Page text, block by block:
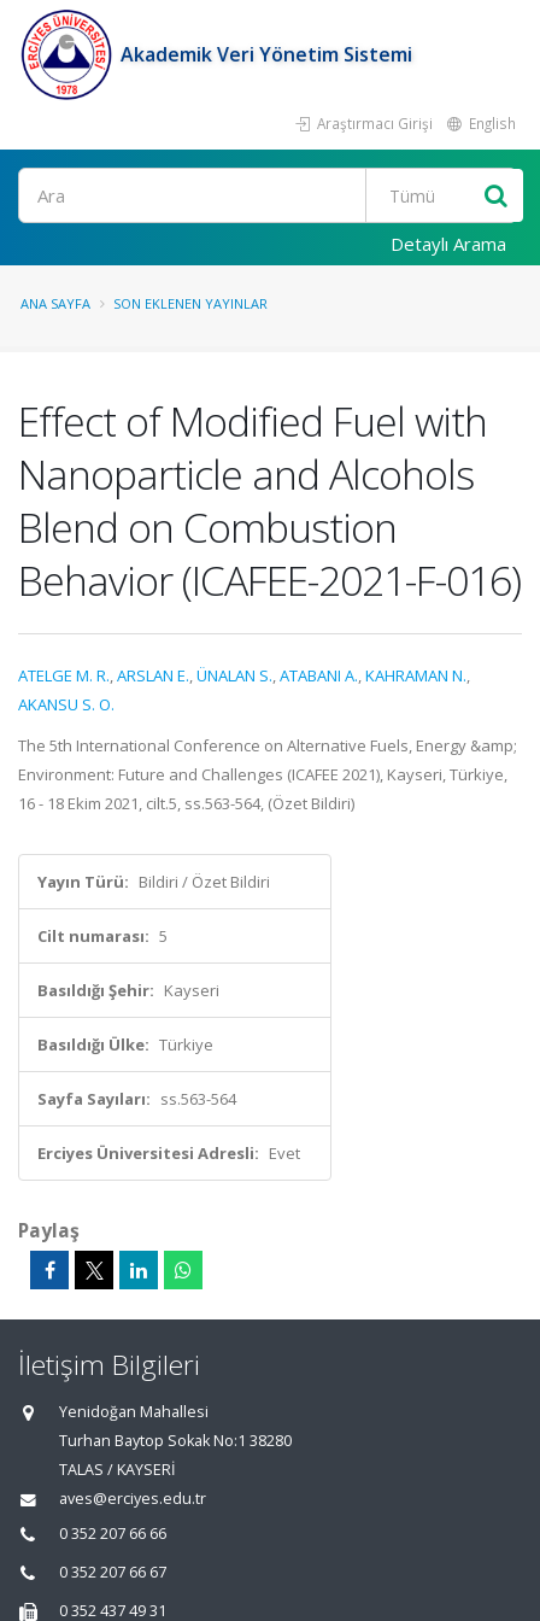
Akademik Veri Yönetim Sistemi
Araştırmacı Girişi English
Ara
Detaylı Arama
ANA SAYFA SON EKLENEN YAYINLAR
Effect of Modified Fuel with
Nanoparticle and Alcohols
Blend on Combustion
Behavior (ICAFEE-2021-F-016)
ATELGE M. R.,ARSLAN E.,ÜNALAN S.,ATABANI A.,KAHRAMAN N.,
AKANSU S. O.
The 5th International Conference on Alternative Fuels, Energy &amp;
Environment: Future and Challenges (ICAFEE 2021), Kayseri, Türkiye,
16 - 18 Ekim 2021, cilt.5, ss.563-564, (Özet Bildiri)
Yayın Türü: Bildiri / Özet Bildiri
Cilt numarası: 5
Basıldığı Şehir: Kayseri
Basıldığı Ülke: Türkiye
Sayfa Sayıları: ss.563-564
Erciyes Üniversitesi Adresli: Evet
Paylaş
İletişim Bilgileri
Yenidoğan Mahallesi
Turhan Baytop Sokak No:1 38280
TALAS / KAYSERİ
aves@erciyes.edu.tr
0 352 207 66 66
0 352 207 66 67
0 352 437 49 31